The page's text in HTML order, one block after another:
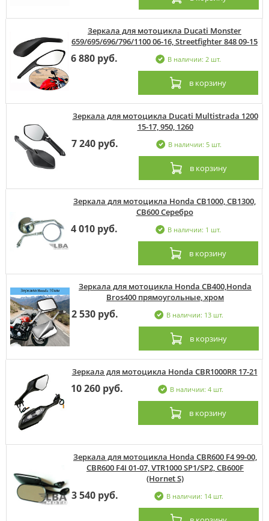
Зеркала для мотоцикла Ducati Monster
659/695/696/796/1100 06-16, Streetfighter 848 09-15
6 880 руб. В наличии: 2 шт.
в корзину
Зеркала для мотоцикла Ducati Multistrada 1200
15-17, 950, 1260
7 240 руб. В наличии: 5 шт.
в корзину
Зеркала для мотоцикла Honda CB1000, CB1300,
CB600 Серебро
4 010 руб. В наличии: 1 шт.
в корзину
Зеркала для мотоцикла Honda CB400,Honda
Bros400 прямоугольные, хром
2 530 руб. В наличии: 13 шт.
в корзину
Зеркала для мотоцикла Honda CBR1000RR 17-21
10 260 руб. В наличии: 4 шт.
в корзину
Зеркала для мотоцикла Honda CBR600 F4 99-00,
CBR600 F4I 01-07, VTR1000 SP1/SP2, CB600F
(Hornet S)
3 540 руб. В наличии: 14 шт.